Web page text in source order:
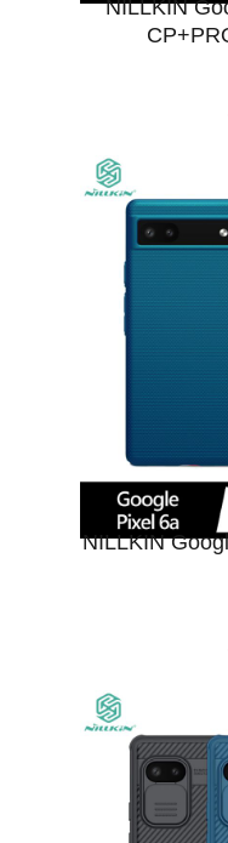
NILLKIN
NILLKIN